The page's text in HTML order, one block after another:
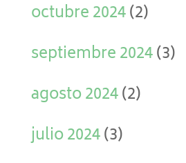
octubre 2024(2)
septiembre 2024(3)
agosto 2024(2)
julio 2024(3)